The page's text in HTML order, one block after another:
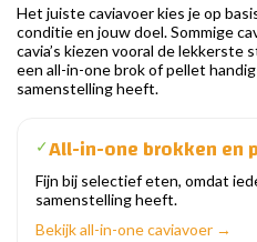
Het juiste caviavoer kies je op
conditie en jouw doel. Sommige
cavia’s kiezen vooral de lekkerste
een all-in-one brok of pellet
samenstelling heeft.
✓All-in-one brokken en
Fijn bij selectief eten, omdat
samenstelling heeft.
Bekijk all-in-one caviavoer →